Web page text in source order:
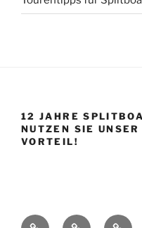
12 JAHRE
NUTZEN SIE
VORTEIL!
StartseiteShop